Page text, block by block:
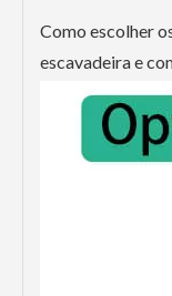
Como escolher
escavadeira e